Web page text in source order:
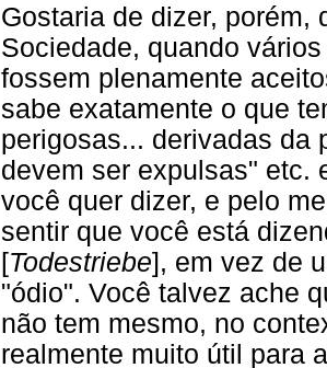
Gostaria de dizer, porém,
Sociedade, quando
fossem plenamente
sabe exatamente o que
perigosas... derivadas da
devem ser expulsas" etc.
você quer dizer, e pelo
sentir que você está
[Todestriebe], em vez de
"ódio". Você talvez ache
não tem mesmo, no
realmente muito útil para